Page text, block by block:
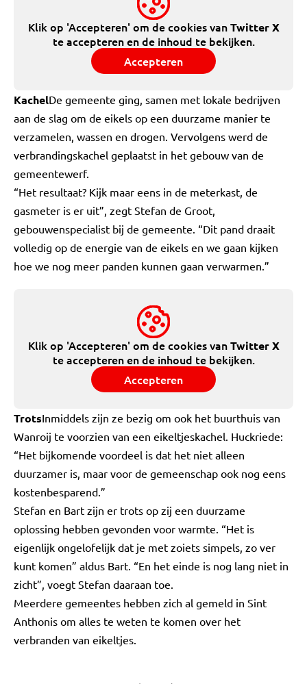
Klik op 'Accepteren' om de cookies vanTwitter X
te accepteren en de inhoud te bekijken.
Accepteren
KachelDe gemeente ging, samen met lokale bedrijven
aan de slag om de eikels op een duurzame manier te
verzamelen, wassen en drogen. Vervolgens werd de
verbrandingskachel geplaatst in het gebouw van de
gemeentewerf.
“Het resultaat? Kijk maar eens in de meterkast, de
gasmeter is er uit”, zegt Stefan de Groot,
gebouwenspecialist bij de gemeente. “Dit pand draait
volledig op de energie van de eikels en we gaan kijken
hoe we nog meer panden kunnen gaan verwarmen.”
Klik op 'Accepteren' om de cookies vanTwitter X
te accepteren en de inhoud te bekijken.
Accepteren
TrotsInmiddels zijn ze bezig om ook het buurthuis van
Wanroij te voorzien van een eikeltjeskachel. Huckriede:
“Het bijkomende voordeel is dat het niet alleen
duurzamer is, maar voor de gemeenschap ook nog eens
kostenbesparend.”
Stefan en Bart zijn er trots op zij een duurzame
oplossing hebben gevonden voor warmte. “Het is
eigenlijk ongelofelijk dat je met zoiets simpels, zo ver
kunt komen” aldus Bart. “En het einde is nog lang niet in
zicht”, voegt Stefan daaraan toe.
Meerdere gemeentes hebben zich al gemeld in Sint
Anthonis om alles te weten te komen over het
verbranden van eikeltjes.